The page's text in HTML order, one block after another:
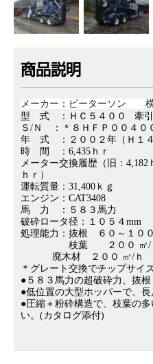
商品説明
メーカー：ピーターソン
型 式 ：ＨＣ５４００ 牽
Ｓ/Ｎ ：＊８ＨＦＰ００４０
年 式 ：２００２年（Ｈ１４
時 間 ：6,435ｈｒ
メーター交換履歴（旧：4,182
ｈｒ）
運転質量：31,400ｋｇ
エンジン：CAT3408
馬 力 ：５８３馬力
破砕ロータ径：１０５４mm
処理能力：抜根 ６０～１０
枝葉 ２００ ㎥/
廃木材 ２００ ㎥/ｈ
＊グレート交換でチップサイ
●５８３馬力の超破砕力、抜
●低位置の大型ホッパーで、長
●圧縮＋粉砕構造で、枝葉の
い。(カタログ添付)